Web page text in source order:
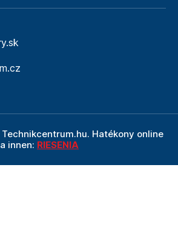
Hatékony online
innen: RIESENIA